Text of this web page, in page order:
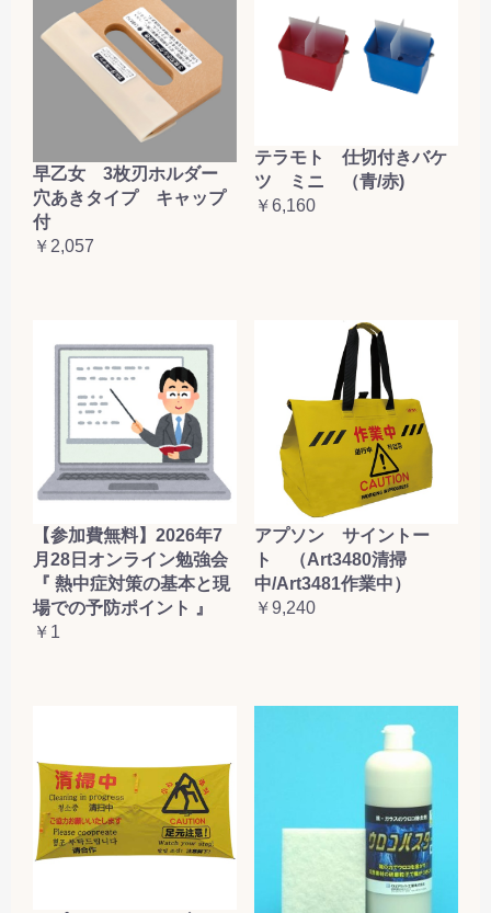
早乙女 3枚刃ホルダー
穴あきタイプ キャップ
付
￥2,057
テラモト 仕切付きバケ
ツ ミニ （青/赤)
￥6,160
【参加費無料】2026年7
月28日オンライン勉強会
『 熱中症対策の基本と現
場での予防ポイント 』
￥1
アプソン サイントー
ト （Art3480清掃
中/Art3481作業中）
￥9,240